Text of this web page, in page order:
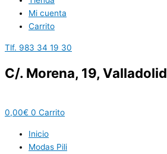
Mi cuenta
Carrito
Tlf. 983 34 19 30
C/. Morena, 19, Valladolid
0,00€ 0 Carrito
Inicio
Modas Pili